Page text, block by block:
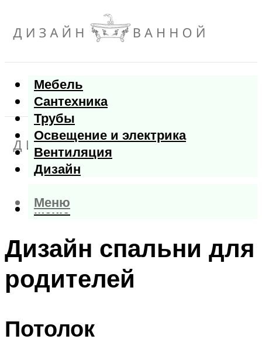
Мебель
Сантехника
Трубы
Освещение и электрика
Вентиляция
Дизайн
Меню
Меню
Дизайн спальни для
родителей
Потолок